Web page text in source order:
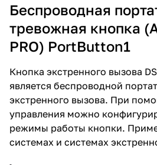
срок службы батареи - 3 года;
-10°C...+55°C;
размер Ф38×12мм;
IP54;
пластик.
Беспроводная
тревожная кнопка
PRO) PortButton1
Кнопка экстренного вызова
является беспроводной
экстренного вызова. При
управления можно
режимы работы кнопки.
системах и системах